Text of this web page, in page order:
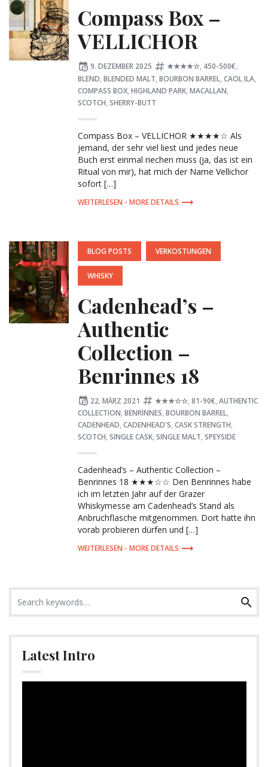
Compass Box –
VELLICHOR
Posted
on
9. DEZEMBER 2025 Tagged:
★★★★☆, 450-500€,
BLEND, BLENDED MALT, BOURBON BARREL, CAOL ILA,
COMPASS BOX, HIGHLAND PARK, MACALLAN,
SCOTCH, SHERRY-BUTT
Compass Box – VELLICHOR ★★★★☆ Als
jemand, der sehr viel liest und jedes neue
Buch erst einmal riechen muss (ja, das ist ein
Ritual von mir), hat mich der Name Vellichor
sofort […]
MORE DETAILS
POSTED
BLOG POSTS VERKOSTUNGEN
WHISKY
Cadenhead’s –
Authentic
Collection –
Benrinnes 18
Posted
on
22. MÄRZ 2021 Tagged:
★★★☆☆, 81-90€, AUTHENTIC
COLLECTION, BENRINNES, BOURBON BARREL,
CADENHEAD, CADENHEAD'S, CASK STRENGTH,
SCOTCH, SINGLE CASK, SINGLE MALT, SPEYSIDE
Cadenhead’s – Authentic Collection –
Benrinnes 18 ★★★☆☆ Den Benrinnes habe
ich im letzten Jahr auf der Grazer
Whiskymesse am Cadenhead’s Stand als
Anbruchflasche mitgenommen. Dort hatte ihn
vorab probieren dürfen und […]
MORE DETAILS
for:
Search
Latest Intro